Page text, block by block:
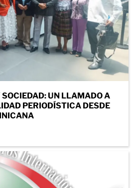
UN LLAMADO A
PERIODÍSTICA DESDE